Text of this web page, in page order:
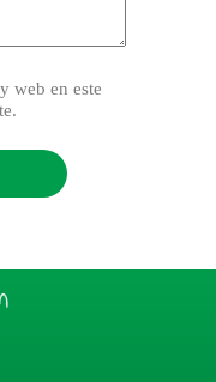
web en este